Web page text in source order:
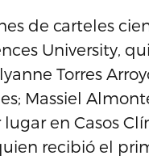
de carteles
University,
Torres
Massiel
en Casos
recibió el